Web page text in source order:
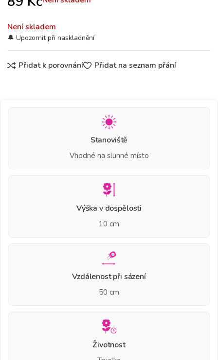
Není skladem
Přidat k porovnání Přidat na seznam přání
Stanoviště
Vhodné na slunné místo
Výška v dospělosti
10 cm
Vzdálenost při sázení
50 cm
Životnost